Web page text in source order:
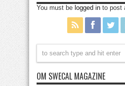
You must be logged in to post
OM SWECAL MAGAZINE